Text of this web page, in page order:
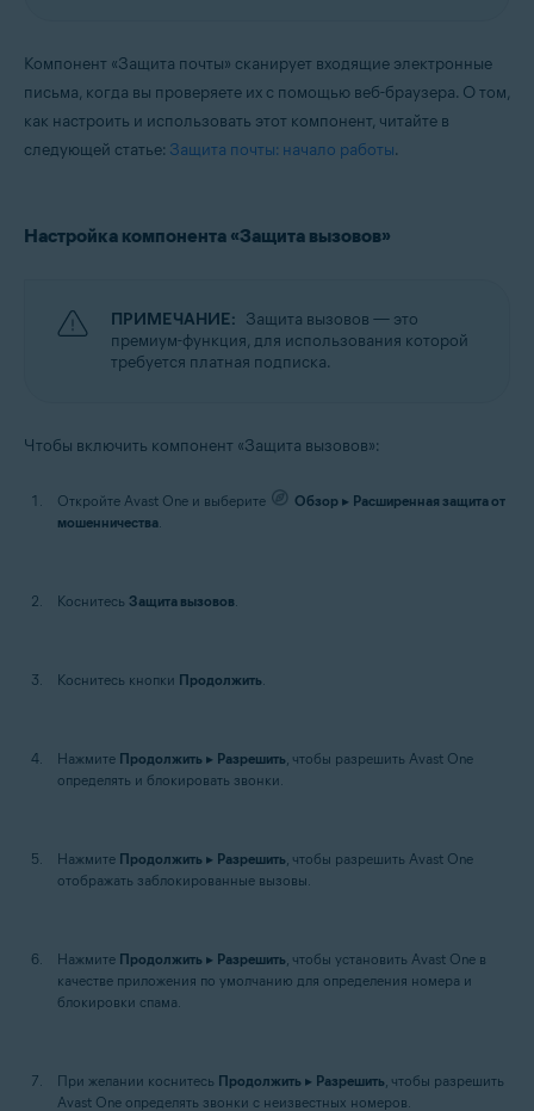
Компонент «Защита почты» сканирует входящие электронные
письма, когда вы проверяете их с помощью веб-браузера. О том,
как настроить и использовать этот компонент, читайте в
следующей статье: Защита почты: начало работы.
Настройка компонента «Защита вызовов»
ПРИМЕЧАНИЕ: Защита вызовов — это
премиум-функция, для использования которой
требуется платная подписка.
Чтобы включить компонент «Защита вызовов»:
Откройте Avast One и выберите Обзор ▸ Расширенная защита от
мошенничества.
Коснитесь Защита вызовов.
Коснитесь кнопки Продолжить.
Нажмите Продолжить ▸ Разрешить, чтобы разрешить Avast One
определять и блокировать звонки.
Нажмите Продолжить ▸ Разрешить, чтобы разрешить Avast One
отображать заблокированные вызовы.
Нажмите Продолжить ▸ Разрешить, чтобы установить Avast One в
качестве приложения по умолчанию для определения номера и
блокировки спама.
При желании коснитесь Продолжить ▸ Разрешить, чтобы разрешить
Avast One определять звонки с неизвестных номеров.